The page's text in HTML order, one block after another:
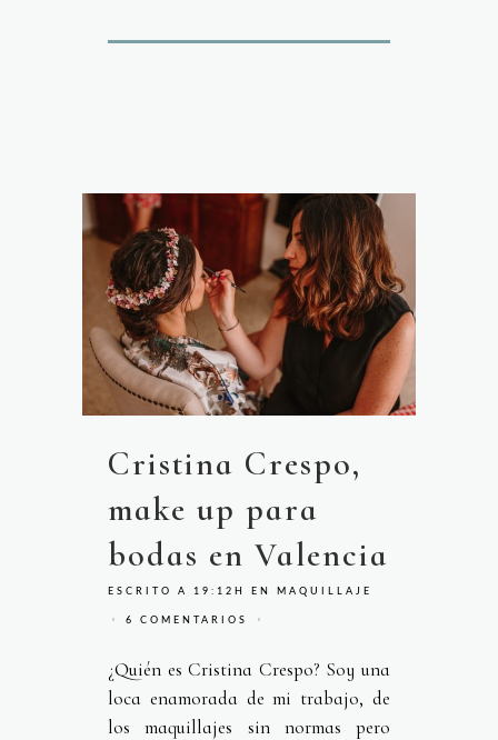
Cristina Crespo,
make up para
bodas en Valencia
ESCRITO A 19:12H EN MAQUILLAJE
6 COMENTARIOS
¿Quién es Cristina Crespo? Soy una
loca enamorada de mi trabajo, de
los maquillajes sin normas pero